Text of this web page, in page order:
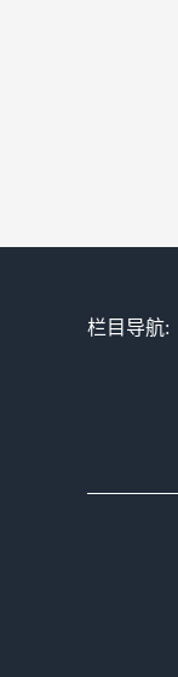
栏目导航: